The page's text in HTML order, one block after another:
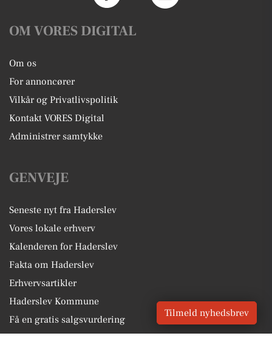
OM VORES DIGITAL
Om os
For annoncører
Vilkår og Privatlivspolitik
Kontakt VORES Digital
Administrer samtykke
GENVEJE
Seneste nyt fra Haderslev
Vores lokale erhverv
Kalenderen for Haderslev
Fakta om Haderslev
Erhvervsartikler
Haderslev Kommune
Få en gratis salgsvurdering
Tilmeld nyhedsbrev